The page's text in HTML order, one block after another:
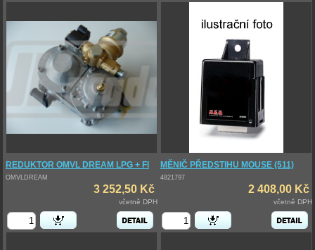
REDUKTOR OMVL DREAM LPG + FI
OMVLDREAM
3 252,50 Kč
včetně DPH
MĚNIČ PŘEDSTIHU MOUSE (511)
4821797
2 408,00 Kč
včetně DPH